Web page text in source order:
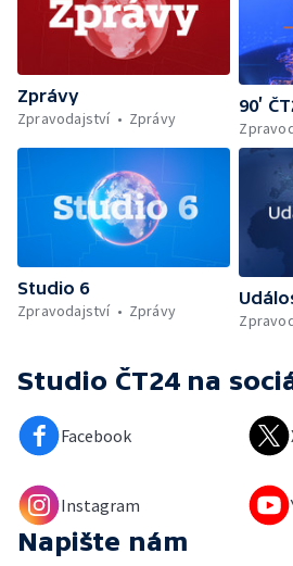
Zprávy
Zpravodajství
Zprávy
90’
Studio 6
Zpravodajství
Zprávy
Studio ČT24 na
Facebook
Instagram
Napište nám